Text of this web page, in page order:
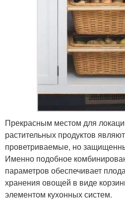
Прекрасным местом для
растительных продуктов
проветриваемые, но
Именно подобное
параметров обеспечивает
хранения овощей в виде
элементом кухонных систем.